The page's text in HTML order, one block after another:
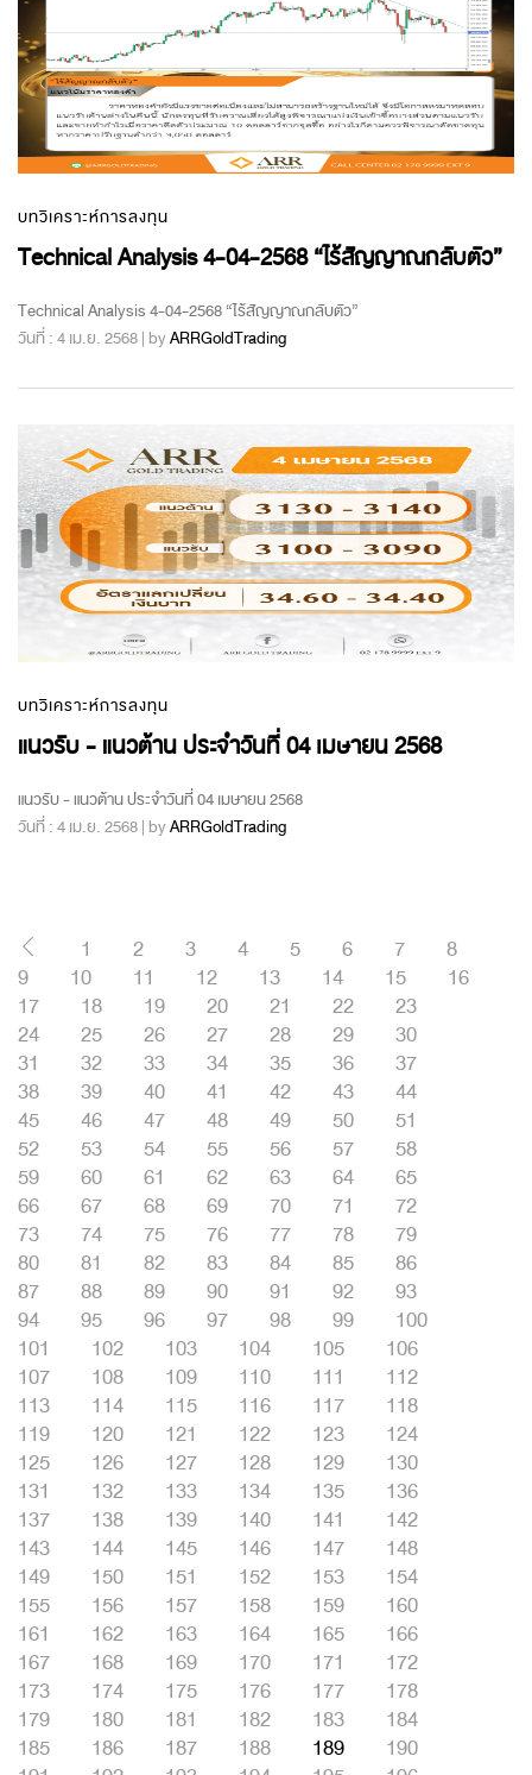
บทวิเคราะห์การลงทุน
Technical Analysis 4-04-2568 “ไร้สัญญาณกลับตัว”
Technical Analysis 4-04-2568 “ไร้สัญญาณกลับตัว”
วันที่ : 4 เม.ย. 2568 | byARRGoldTrading
บทวิเคราะห์การลงทุน
แนวรับ - แนวต้าน ประจำวันที่ 04 เมษายน 2568
แนวรับ - แนวต้าน ประจำวันที่ 04 เมษายน 2568
วันที่ : 4 เม.ย. 2568 | byARRGoldTrading
1 2 3 4 5 6 7
8
9
10 11 12 13 14 15
16
17
18 19 20 21 22
23
24
25 26 27 28 29
30
31
32 33 34 35 36
37
38
39 40 41 42 43
44
45
46 47 48 49 50
51
52
53 54 55 56 57
58
59
60 61 62 63 64
65
66
67 68 69 70 71
72
73
74 75 76 77 78
79
80
81 82 83 84 85
86
87
88 89 90 91 92
93
94
95 96 97 98 99
100
101
102 103 104 105
106
107
108 109 110 111
112
113
114 115 116 117
118
119
120 121 122 123
124
125
126 127 128 129
130
131
132 133 134 135
136
137
138 139 140 141
142
143
144 145 146 147
148
149
150 151 152 153
154
155
156 157 158 159
160
161
162 163 164 165
166
167
168 169 170 171
172
173
174 175 176 177
178
179
180 181 182 183
184
185
186 187 188 189
190